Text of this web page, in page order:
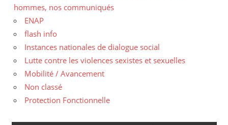
hommes, nos communiqués
ENAP
flash info
Instances nationales de dialogue social
Lutte contre les violences sexistes et sexuelles
Mobilité / Avancement
Non classé
Protection Fonctionnelle